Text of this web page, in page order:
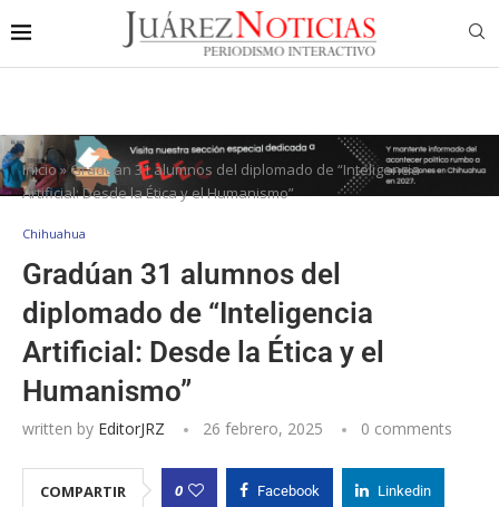
Inicio»Gradúan 31 alumnos del diplomado de “Inteligencia
Artificial: Desde la Ética y el Humanismo”
Chihuahua
Gradúan 31 alumnos del
diplomado de “Inteligencia
Artificial: Desde la Ética y el
Humanismo”
written by EditorJRZ 26 febrero, 2025 0 comments
COMPARTIR 0 Facebook Linkedin